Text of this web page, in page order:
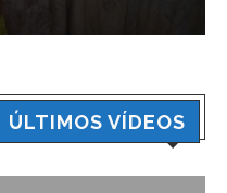
ÚLTIMOS VÍDEOS